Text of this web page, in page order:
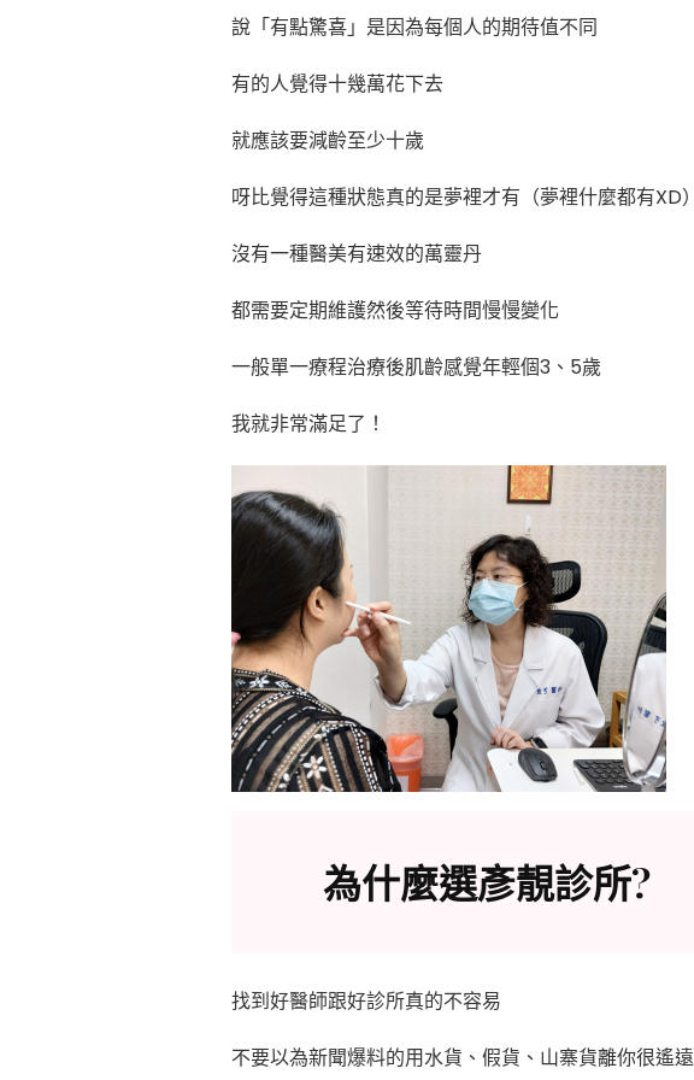
說「有點驚喜」是因為每個人的期待值不同
有的人覺得十幾萬花下去
就應該要減齡至少十歲
呀比覺得這種狀態真的是夢裡才有（夢裡什麼都有XD）
沒有一種醫美有速效的萬靈丹
都需要定期維護然後等待時間慢慢變化
一般單一療程治療後肌齡感覺年輕個3、5歲
我就非常滿足了！
為什麼選彥靚診所?
找到好醫師跟好診所真的不容易
不要以為新聞爆料的用水貨、假貨、山寨貨離你很遙遠